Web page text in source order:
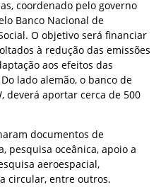
coordenado pelo governo
Banco Nacional de
O objetivo será financiar
à redução das emissões
aos efeitos das
lado alemão, o banco de
deverá aportar cerca de 500
documentos de
pesquisa oceânica, apoio a
aeroespacial,
circular, entre outros.